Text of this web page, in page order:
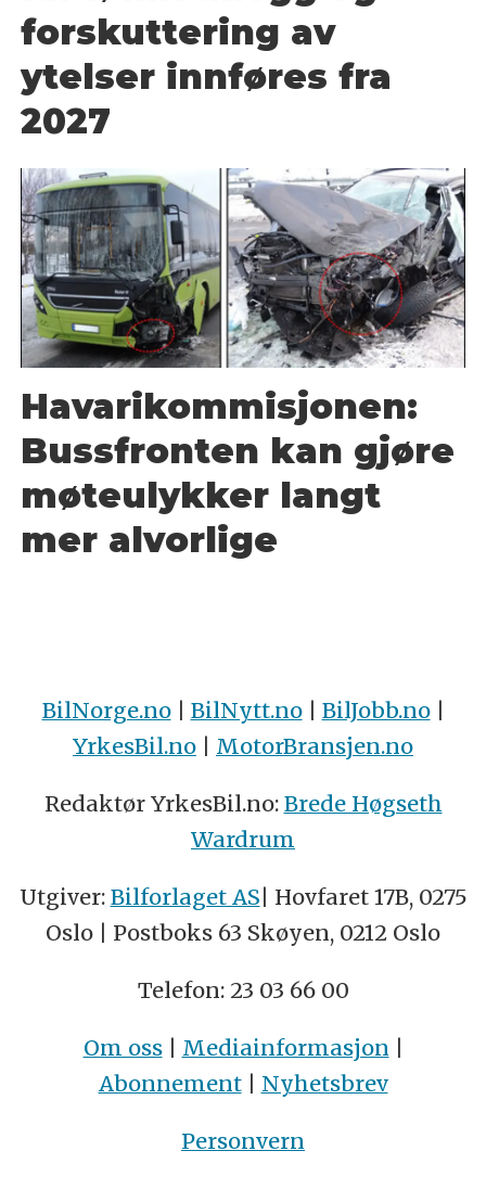
forskuttering av
ytelser innføres fra
2027
Havarikommisjonen:
Bussfronten kan gjøre
møteulykker langt
mer alvorlige
BilNorge.no| BilNytt.no| BilJobb.no|
YrkesBil.no | MotorBransjen.no
Redaktør YrkesBil.no: Brede Høgseth
Wardrum
Utgiver: Bilforlaget AS| Hovfaret 17B, 0275
Oslo | Postboks 63 Skøyen, 0212 Oslo
Telefon: 23 03 66 00
Om oss| Mediainformasjon |
Abonnement| Nyhetsbrev
Personvern